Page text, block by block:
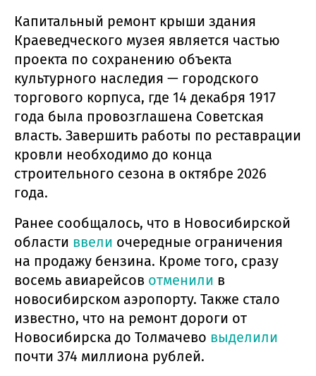
Капитальный ремонт крыши здания
Краеведческого музея является частью
проекта по сохранению объекта
культурного наследия — городского
торгового корпуса, где 14 декабря 1917
года была провозглашена Советская
власть. Завершить работы по реставрации
кровли необходимо до конца
строительного сезона в октябре 2026
года.
Ранее сообщалось, что в Новосибирской
области ввели очередные ограничения
на продажу бензина. Кроме того, сразу
восемь авиарейсов отменили в
новосибирском аэропорту. Также стало
известно, что на ремонт дороги от
Новосибирска до Толмачево выделили
почти 374 миллиона рублей.